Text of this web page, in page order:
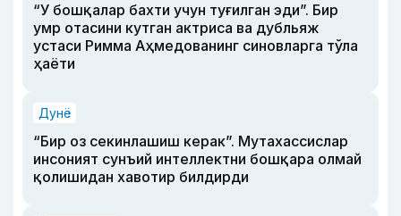
“У бошқалар бахти учун туғилган эди”. Бир
умр отасини кутган актриса ва дубльяж
устаси Римма Аҳмедованинг синовларга тўла
ҳаёти
Дунё
“Бир оз секинлашиш керак”. Мутахассислар
инсоният сунъий интеллектни бошқара олмай
қолишидан хавотир билдирди